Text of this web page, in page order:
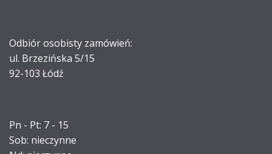
Odbiór osobisty zamówień:
ul. Brzezińska 5/15
92-103 Łódź
Pn - Pt: 7 - 15
Sob: nieczynne